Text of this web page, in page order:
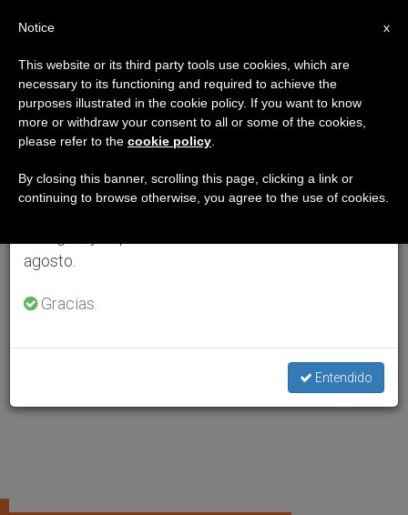
×
Aviso importante
Del 27 de julio al 7 de agosto haremos la pausa
anual, aprovechando que en el periodo de verano
se generan menos informaciones y también el
agosto.
Gracias.
Entendido
x
Notice
This website or its third party tools use cookies, which are
necessary to its functioning and required to achieve the
purposes illustrated in the cookie policy. If you want to know
more or withdraw your consent to all or some of the cookies,
please refer to the cookie policy
By closing this banner, scrolling this page, clicking a link or
continuing to browse otherwise, you agree to the use of cookies.